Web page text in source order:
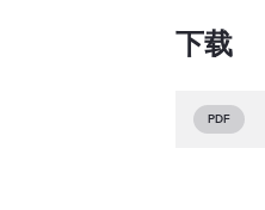
下载
PDF